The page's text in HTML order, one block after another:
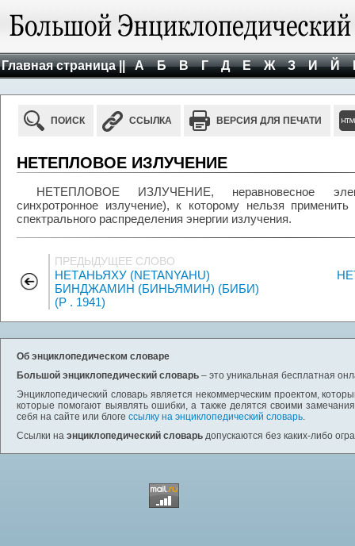
Главная страница || А Б В Г Д Е Ж З И Й
ПОИСК ССЫЛКА ВЕРСИЯ ДЛЯ ПЕЧАТИ
НЕТЕПЛОВОЕ ИЗЛУЧЕНИЕ
НЕТЕПЛОВОЕ ИЗЛУЧЕНИЕ, неравновесное
синхротронное излучение), к которому нельзя
спектрального распределения энергии излучения.
ПРЕДЫДУЩЕЕ СЛОВО
НЕТАНЬЯХУ (NETANYAHU)
БИНДЖАМИН (БИНЬЯМИН) (БИБИ)
(Р . 1941)
Об энциклопедическом словаре
Большой энциклопедический словарь – это уникальная бесплатная
Энциклопедический словарь является некоммерческим проектом,
которые помогают выявлять ошибки, а также делятся своими
себя на сайте или блоге ссылку на энциклопедический словарь.
Ссылки на энциклопедический словарь допускаются без каких-либо